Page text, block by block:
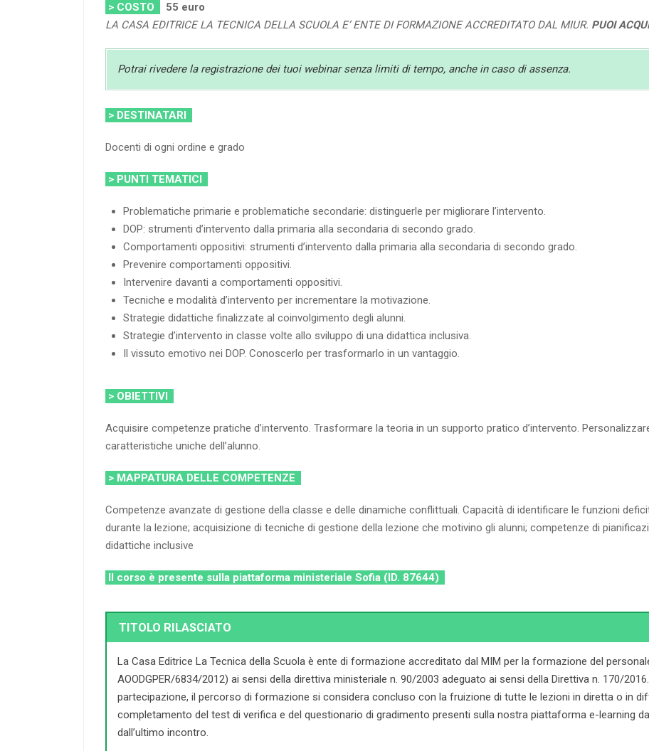
> COSTO
55 euro
LA CASA EDITRICE LA TECNICA DELLA SCUOLA E’ ENTE DI FORMAZIONE ACCREDITATO DAL MIUR. PUOI
Potrai rivedere la registrazione dei tuoi webinar senza limiti di tempo, anche in caso di assenza.
> DESTINATARI
Docenti di ogni ordine e grado
> PUNTI TEMATICI
Problematiche primarie e problematiche secondarie: distinguerle per migliorare l’intervento.
DOP: strumenti d’intervento dalla primaria alla secondaria di secondo grado.
Comportamenti oppositivi: strumenti d’intervento dalla primaria alla secondaria di secondo grado.
Prevenire comportamenti oppositivi.
Intervenire davanti a comportamenti oppositivi.
Tecniche e modalità d’intervento per incrementare la motivazione.
Strategie didattiche finalizzate al coinvolgimento degli alunni.
Strategie d’intervento in classe volte allo sviluppo di una didattica inclusiva.
Il vissuto emotivo nei DOP. Conoscerlo per trasformarlo in un vantaggio.
> OBIETTIVI
Acquisire competenze pratiche d’intervento. Trasformare la teoria in un supporto pratico d’intervento.
caratteristiche uniche dell’alunno.
> MAPPATURA DELLE COMPETENZE
Competenze avanzate di gestione della classe e delle dinamiche conflittuali. Capacità di identificare le funzioni
durante la lezione; acquisizione di tecniche di gestione della lezione che motivino gli alunni; competenze di
didattiche inclusive
Il corso è presente sulla piattaforma ministeriale Sofia (ID. 87644)
TITOLO RILASCIATO
La Casa Editrice La Tecnica della Scuola è ente di formazione accreditato dal MIM per la formazione del
AOODGPER/6834/2012) ai sensi della direttiva ministeriale n. 90/2003 adeguato ai sensi della Direttiva n. 170/
partecipazione, il percorso di formazione si considera concluso con la fruizione di tutte le lezioni in diretta o in
completamento del test di verifica e del questionario di gradimento presenti sulla nostra piattaforma e-learning
dall’ultimo incontro.